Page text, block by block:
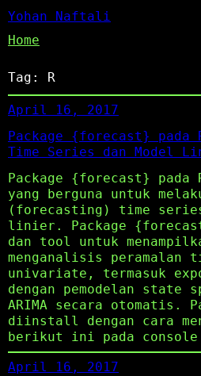
Yohan Naftali
Home
Tag: R
April 16, 2017
Package {forecast} pada
Time Series dan Model
Package {forecast} pada
yang berguna untuk
(forecasting) time
linier. Package
dan tool untuk
menganalisis peramalan
univariate, termasuk
dengan pemodelan state
ARIMA secara otomatis.
diinstall dengan cara
berikut ini pada console
April 16, 2017